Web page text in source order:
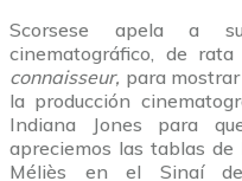
Scorsese apela a
cinematográfico, de
connaisseur, para
la producción
Indiana Jones para
apreciemos las tablas
Méliès en el Sinaí